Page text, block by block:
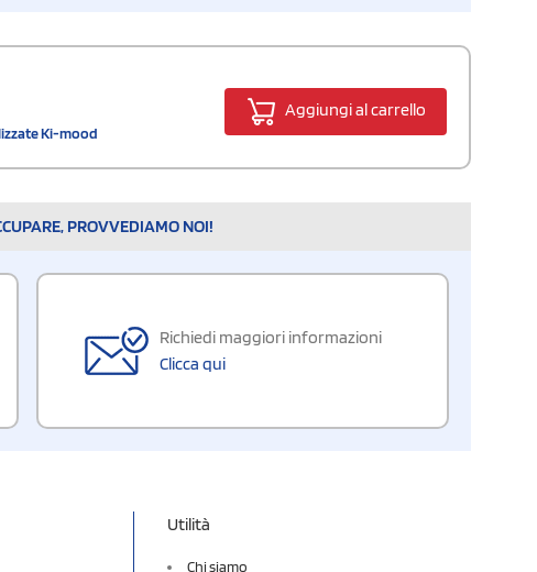
Ki-mood
Aggiungi al carrello
PROVVEDIAMO NOI!
Richiedi maggiori informazioni
Clicca qui
Utilità
Chi siamo